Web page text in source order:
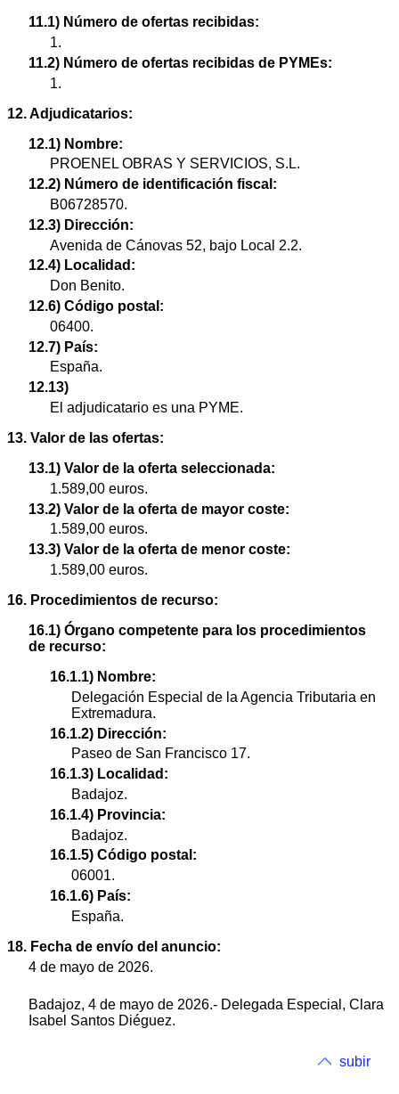
11.1) Número de ofertas recibidas:
1.
11.2) Número de ofertas recibidas de PYMEs:
1.
12. Adjudicatarios:
12.1) Nombre:
PROENEL OBRAS Y SERVICIOS, S.L.
12.2) Número de identificación fiscal:
B06728570.
12.3) Dirección:
Avenida de Cánovas 52, bajo Local 2.2.
12.4) Localidad:
Don Benito.
12.6) Código postal:
06400.
12.7) País:
España.
12.13)
El adjudicatario es una PYME.
13. Valor de las ofertas:
13.1) Valor de la oferta seleccionada:
1.589,00 euros.
13.2) Valor de la oferta de mayor coste:
1.589,00 euros.
13.3) Valor de la oferta de menor coste:
1.589,00 euros.
16. Procedimientos de recurso:
16.1) Órgano competente para los procedimientos
de recurso:
16.1.1) Nombre:
Delegación Especial de la Agencia Tributaria en
Extremadura.
16.1.2) Dirección:
Paseo de San Francisco 17.
16.1.3) Localidad:
Badajoz.
16.1.4) Provincia:
Badajoz.
16.1.5) Código postal:
06001.
16.1.6) País:
España.
18. Fecha de envío del anuncio:
4 de mayo de 2026.
Badajoz, 4 de mayo de 2026.- Delegada Especial, Clara
Isabel Santos Diéguez.
subir